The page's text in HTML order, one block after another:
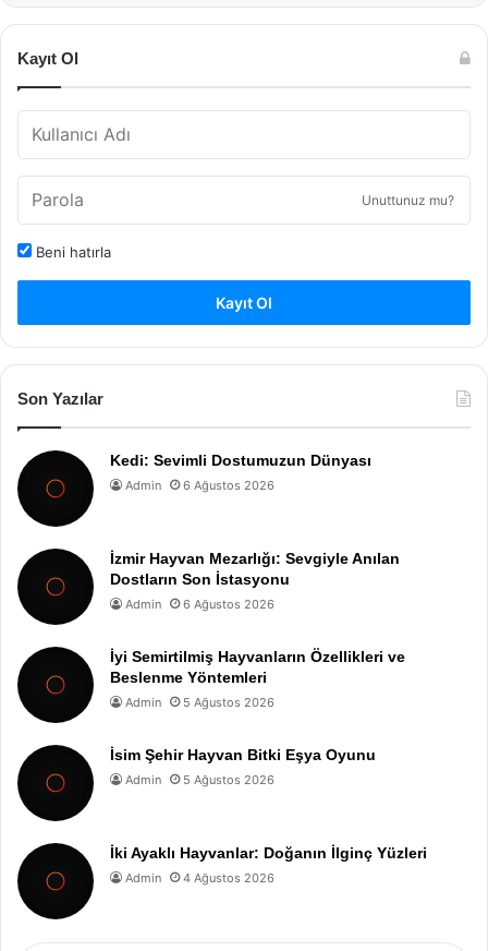
Kayıt Ol
Unuttunuz mu?
Beni hatırla
Kayıt Ol
Son Yazılar
Kedi: Sevimli Dostumuzun Dünyası
Admin 6 Ağustos 2026
İzmir Hayvan Mezarlığı: Sevgiyle Anılan
Dostların Son İstasyonu
Admin 6 Ağustos 2026
İyi Semirtilmiş Hayvanların Özellikleri ve
Beslenme Yöntemleri
Admin 5 Ağustos 2026
İsim Şehir Hayvan Bitki Eşya Oyunu
Admin 5 Ağustos 2026
İki Ayaklı Hayvanlar: Doğanın İlginç Yüzleri
Admin 4 Ağustos 2026